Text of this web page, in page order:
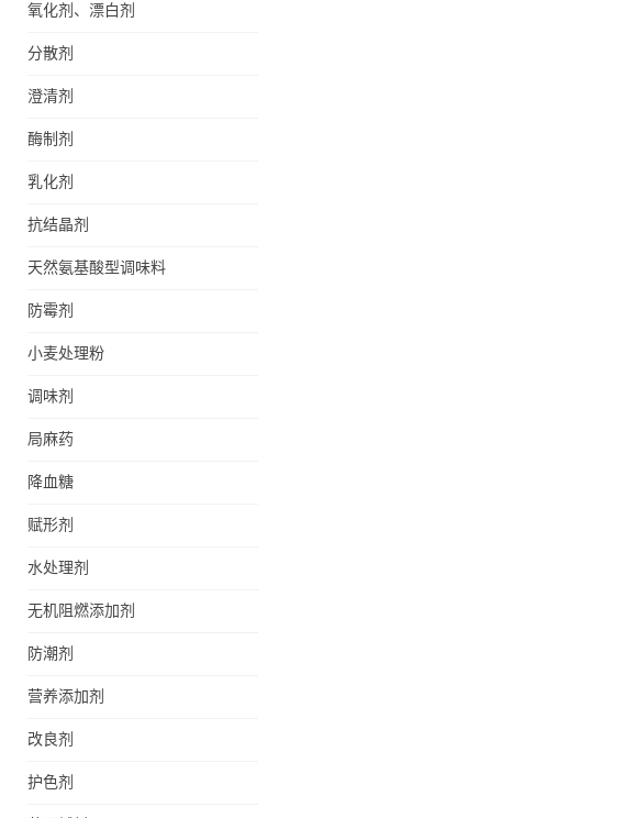
氧化剂、漂白剂
分散剂
澄清剂
酶制剂
乳化剂
抗结晶剂
天然氨基酸型调味料
防霉剂
小麦处理粉
调味剂
局麻药
降血糖
赋形剂
水处理剂
无机阻燃添加剂
防潮剂
营养添加剂
改良剂
护色剂